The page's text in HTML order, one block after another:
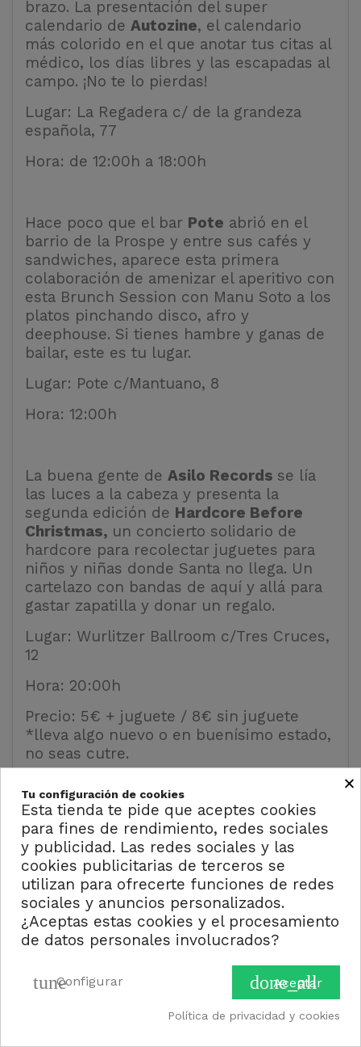
brazo. La presentación del super
calendario de Autozine, el calendario
más colorido en el que anotar tus citas al
médico, los días libres y las escapadas al
campo. ¡No te lo pierdas!
Lugar: La Regadera c/ de la grandeza
española, 77
Hora: de 12:00h a 18:00h
Hace poco que el bar Pote abrió en el
barrio de la Prospe y entre sus cafés y
sandwiches, aparece esta primera
colaboración de amenizar el aperitivo con
esta Brunch Session con Manu Soto a los
platos pinchando disco, afro y
deephouse. Si tienes hambre y ganas de
bailar, este es tu lugar.
Lugar: Pote c/Mantuano, 8
Hora: 12:00h
La buena gente de Asilo Records se lía
las luces a la cabeza y presenta la
segunda edición de Hardcore Before
Christmas, un concierto solidario de
hardcore para recolectar juguetes para
niños y niñas donde Santa no llega. Un
cartelazo con bandas de aquí y allá para
gastar zapatilla y donar un regalo.
Lugar: Wurlitzer Ballroom c/Tres Cruces,
12
Hora: 20:00h
Precio: 5€ + juguete / 8€ sin juguete
*lleva algo nuevo o en buenísimo estado,
no seas cutre.
Y para recoger la semana,Producciones
Vacíastraen a los hermanosPoL en gira
con su onda fría y sintética presentando
su nuevo single Masks. Abriendo la noche
estará Luz Futuro, el proyecto musical de
Daniel Benavides. No te olvides la mantita
que será una noche fría y oscura.
Hora: 20:00h
×
Tu configuración de cookies
Esta tienda te pide que aceptes cookies
para fines de rendimiento, redes sociales
y publicidad. Las redes sociales y las
cookies publicitarias de terceros se
utilizan para ofrecerte funciones de redes
sociales y anuncios personalizados.
¿Aceptas estas cookies y el procesamiento
de datos personales involucrados?
done_all
Aceptar
tuneConfigurar
Política de privacidad y cookies